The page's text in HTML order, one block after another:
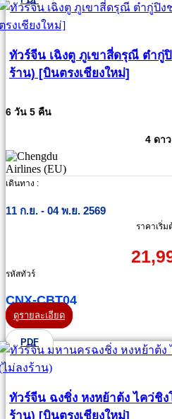
ทัวร์จีน เฉิงตู ภูเขาสี่ดรุณี ต๋ากู่
ร้าน) [บินตรงเชียงใหม่]
6 วัน 5 คืน
4 ดาว
เดินทาง :
11 ก.ย. - 04 พ.ย. 2569
ราคาเริ่ม
รหัสทัวร์
CNX-CBT04
ดูรายละเอียด
PDF
ทัวร์จีน ฉงชิ่ง หงหย้าต้ง ไคว่ชิ
ร้าน) [บินตรงเชียงใหม่]